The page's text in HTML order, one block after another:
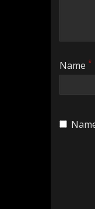
Name *